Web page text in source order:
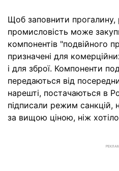
Щоб заповнити прогалину,
промисловість може
компонентів "подвійного
призначені для
і для зброї. Компоненти
передаються від
нарешті, постачаються в
підписали режим санкцій,
за вищою ціною, ніж